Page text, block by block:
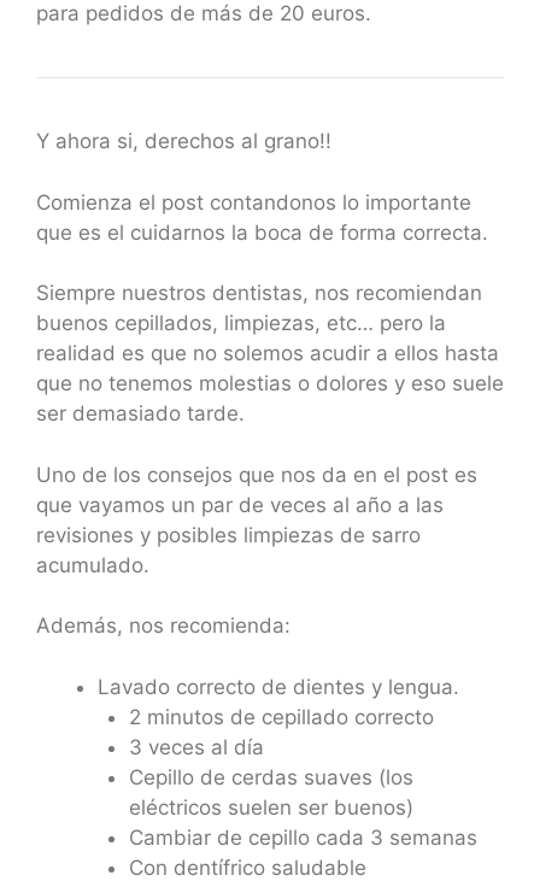
para pedidos de más de 20 euros.
Y ahora si, derechos al grano!!
Comienza el post contandonos lo importante
que es el cuidarnos la boca de forma correcta.
Siempre nuestros dentistas, nos recomiendan
buenos cepillados, limpiezas, etc… pero la
realidad es que no solemos acudir a ellos hasta
que no tenemos molestias o dolores y eso suele
ser demasiado tarde.
Uno de los consejos que nos da en el post es
que vayamos un par de veces al año a las
revisiones y posibles limpiezas de sarro
acumulado.
Además, nos recomienda:
Lavado correcto de dientes y lengua.
2 minutos de cepillado correcto
3 veces al día
Cepillo de cerdas suaves (los
eléctricos suelen ser buenos)
Cambiar de cepillo cada 3 semanas
Con dentífrico saludable